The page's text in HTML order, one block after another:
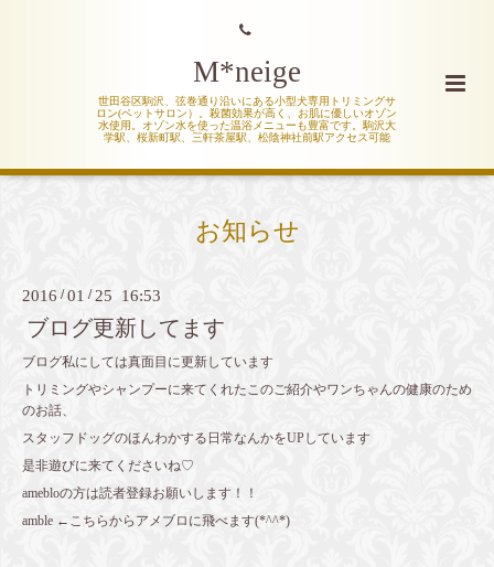
M*neige
世田谷区駒沢、弦巻通り沿いにある小型犬専用トリミングサ
ロン(ペットサロン）。殺菌効果が高く、お肌に優しいオゾン
水使用。オゾン水を使った温浴メニューも豊富です。駒沢大
学駅、桜新町駅、三軒茶屋駅、松陰神社前駅アクセス可能
お知らせ
2016 /01 / 25 16:53
ブログ更新してます
ブログ私にしては真面目に更新しています
トリミングやシャンプーに来てくれたこのご紹介やワンちゃんの健康のため
のお話、
スタッフドッグのほんわかする日常なんかをUPしています
是非遊びに来てくださいね♡
amebloの方は読者登録お願いします！！
amble ←こちらからアメブロに飛べます(*^^*)